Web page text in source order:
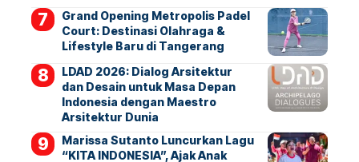
Grand Opening Metropolis Padel
Court: Destinasi Olahraga &
Lifestyle Baru di Tangerang
LDAD 2026: Dialog Arsitektur
dan Desain untuk Masa Depan
Indonesia dengan Maestro
Arsitektur Dunia
Marissa Sutanto Luncurkan Lagu
“KITA INDONESIA”, Ajak Anak